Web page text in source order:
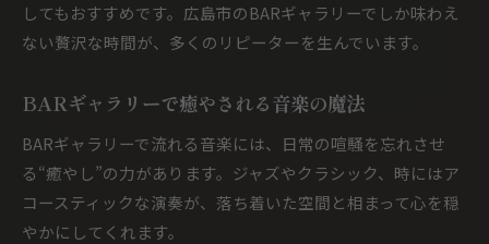
してもおすすめです。広島市のBARギャラリーでしか味わえ
ない贅沢な時間が、多くのリピーターを生んでいます。
BARギャラリーで癒やされる音楽の魔法
BARギャラリーで流れる音楽には、日常の喧騒を忘れさせ
る“癒やし”の力があります。ジャズやクラシック、時にはア
コースティックな演奏が、落ち着いた空間と相まって心を穏
やかにしてくれます。